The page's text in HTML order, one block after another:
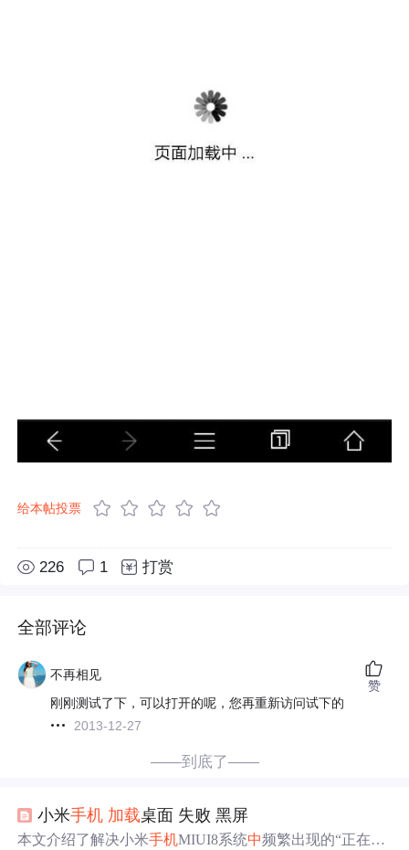
给本帖投票
226 1 打赏
全部评论
不再相见
刚刚测试了下，可以打开的呢，您再重新访问试下的
2013-12-27
赞
——到底了——
小米手机 加载桌面 失败 黑屏
本文介绍了解决小米手机MIUI8系统中频繁出现的“正在加